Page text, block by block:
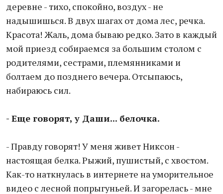
деревне - тихо, спокойно, воздух - не
надышишься. В двух шагах от дома лес, речка.
Красота! Жаль, дома бываю редко. Зато в каждый
мой приезд собираемся за большим столом с
родителями, сестрами, племянниками и
болтаем до позднего вечера. Отсыпаюсь,
набираюсь сил.
- Еще говорят, у Даши... белочка.
- Правду говорят! У меня живет Никсон -
настоящая белка. Рыжий, пушистый, с хвостом.
Как-то наткнулась в интернете на уморительное
видео с лесной попрыгуньей. И загорелась - мне